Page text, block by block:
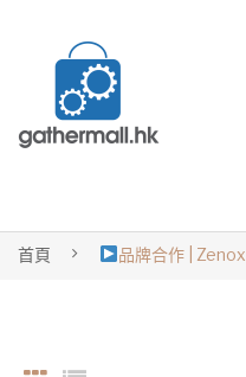
首頁 品牌合作 | Zenox